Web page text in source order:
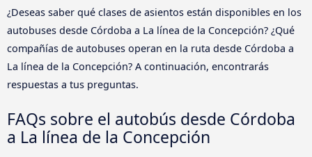
¿Deseas saber qué clases de asientos están disponibles en los
autobuses desde Córdoba a La línea de la Concepción? ¿Qué
compañías de autobuses operan en la ruta desde Córdoba a
La línea de la Concepción? A continuación, encontrarás
respuestas a tus preguntas.
FAQs sobre el autobús desde Córdoba
a La línea de la Concepción